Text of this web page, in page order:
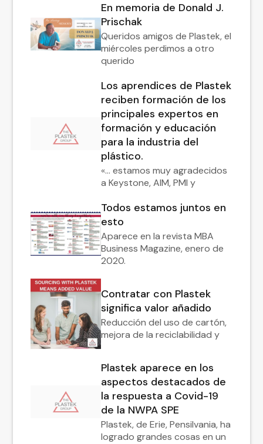
En memoria de Donald J.
Prischak
Queridos amigos de Plastek, el
miércoles perdimos a otro
querido
Los aprendices de Plastek
reciben formación de los
principales expertos en
formación y educación
para la industria del
plástico.
«... estamos muy agradecidos
a Keystone, AIM, PMI y
Todos estamos juntos en
esto
Aparece en la revista MBA
Business Magazine, enero de
2020.
Contratar con Plastek
significa valor añadido
Reducción del uso de cartón,
mejora de la reciclabilidad y
Plastek aparece en los
aspectos destacados de
la respuesta a Covid-19
de la NWPA SPE
Plastek, de Erie, Pensilvania, ha
logrado grandes cosas en un